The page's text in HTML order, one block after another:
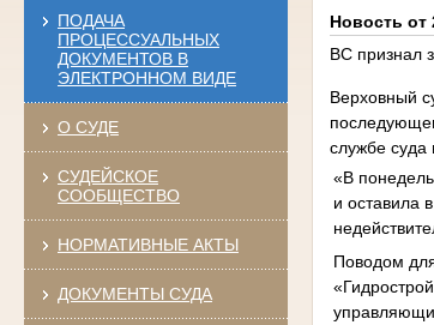
ПОДАЧА
ПРОЦЕССУАЛЬНЫХ
ДОКУМЕНТОВ В
ЭЛЕКТРОННОМ ВИДЕ
О СУДЕ
СУДЕЙСКОЕ
СООБЩЕСТВО
НОРМАТИВНЫЕ АКТЫ
ДОКУМЕНТЫ СУДА
Новость от
ВС признал
Верховный
службе суда
«В
и оставила
Поводом